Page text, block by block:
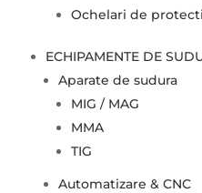
Ochelari de
ECHIPAMENTE DE
Aparate de sudura
MIG / MAG
MMA
TIG
Automatizare & CNC